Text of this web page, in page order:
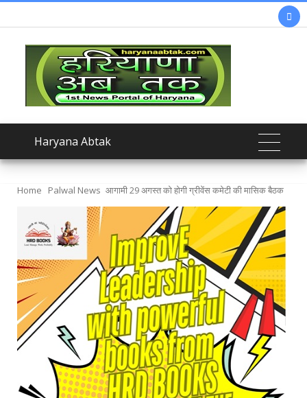

Haryana Abtak
Home Palwal News आगामी 29 अगस्त को होगी ग्रीवेंस कमेटी की मासिक बैठक